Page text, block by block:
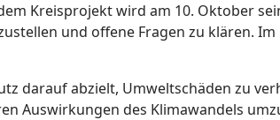
Kreisprojekt wird am 10. Oktober
und offene Fragen zu klären. Im
darauf abzielt, Umweltschäden zu
Auswirkungen des Klimawandels